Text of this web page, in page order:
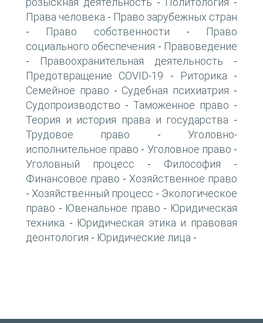
- -
Права человека - Право зарубежных стран
- Право собственности -
Право
социального обеспечения - Правоведение
- Правоохранительная деятельность -
Предотвращение COVID-19 - Риторика -
Семейное право - Судебная психиатрия -
Судопроизводство - Таможенное право -
Теория и история права и государства -
Трудовое право -Уголовно-
исполнительное право - Уголовное право -
Уголовный процесс - Философия -
Финансовое право - Хозяйственное право
- Хозяйственный процесс - Экологическое
право - Ювенальное право - Юридическая
техника - Юридическая этика и правовая
деонтология - Юридические лица -